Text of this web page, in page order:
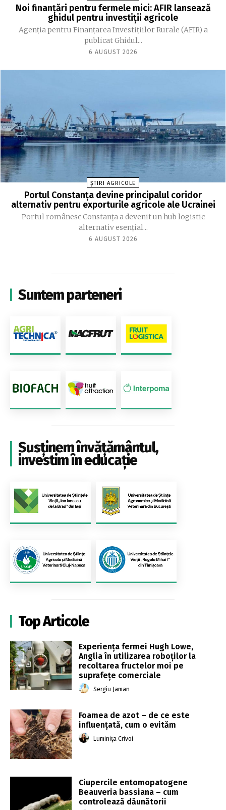
Noi finanțări pentru fermele mici: AFIR lansează
ghidul pentru investiții agricole
Agenția pentru Finanțarea Investițiilor Rurale (AFIR) a
publicat Ghidul...
6 AUGUST 2026
ȘTIRI AGRICOLE
Portul Constanța devine principalul coridor
alternativ pentru exporturile agricole ale Ucrainei
Portul românesc Constanța a devenit un hub logistic
alternativ esențial...
6 AUGUST 2026
Suntem parteneri
Susținem învățământul,
investim în educație
Top Articole
Experiența fermei Hugh Lowe,
Anglia în utilizarea roboților la
recoltarea fructelor moi pe
suprafețe comerciale
Sergiu Jaman
Foamea de azot – de ce este
influențată, cum o evităm
Luminița Crivoi
Ciupercile entomopatogene
Beauveria bassiana – cum
controlează dăunătorii